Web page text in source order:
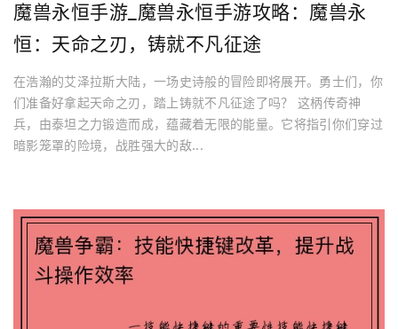
魔兽永恒手游_魔兽永恒手游攻略：魔兽永
恒：天命之刃，铸就不凡征途
在浩瀚的艾泽拉斯大陆，一场史诗般的冒险即将展开。勇士们，你
们准备好拿起天命之刃，踏上铸就不凡征途了吗？ 这柄传奇神
兵，由泰坦之力锻造而成，蕴藏着无限的能量。它将指引你们穿过
暗影笼罩的险境，战胜强大的敌...